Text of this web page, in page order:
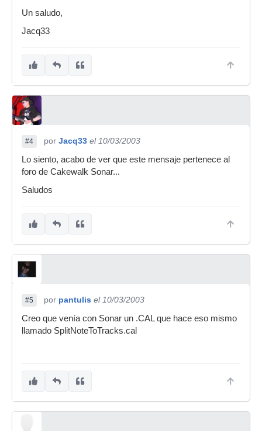
Un saludo,
Jacq33
#4 por Jacq33 el 10/03/2003
Lo siento, acabo de ver que este mensaje pertenece al
foro de Cakewalk Sonar...
Saludos
#5 por pantulis el 10/03/2003
Creo que venía con Sonar un .CAL que hace eso mismo
llamado SplitNoteToTracks.cal